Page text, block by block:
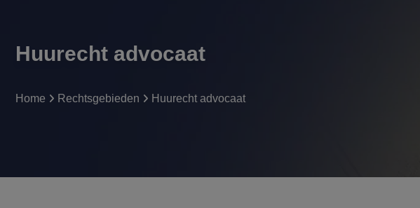
Huurecht advocaat
Home Rechtsgebieden Huurecht advocaat